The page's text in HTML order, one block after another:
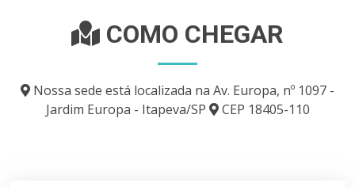
COMO CHEGAR
Nossa sede está localizada na Av. Europa, nº 1097 -
Jardim Europa - Itapeva/SP
CEP 18405-110